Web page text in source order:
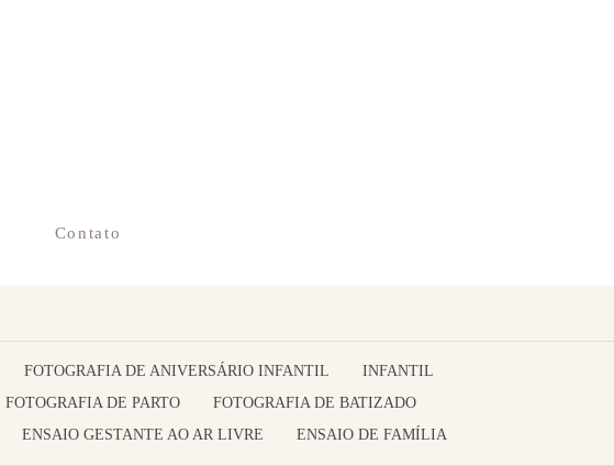
Contato
FOTOGRAFIA DE ANIVERSÁRIO INFANTIL
INFANTIL
FOTOGRAFIA DE PARTO
FOTOGRAFIA DE BATIZADO
ENSAIO GESTANTE AO AR LIVRE ENSAIO DE FAMÍLIA